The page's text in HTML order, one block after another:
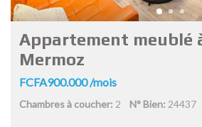
Appartement meublé
Mermoz
FCFA900.000 /mois
Chambres à coucher: 2 N° Bien: 24437